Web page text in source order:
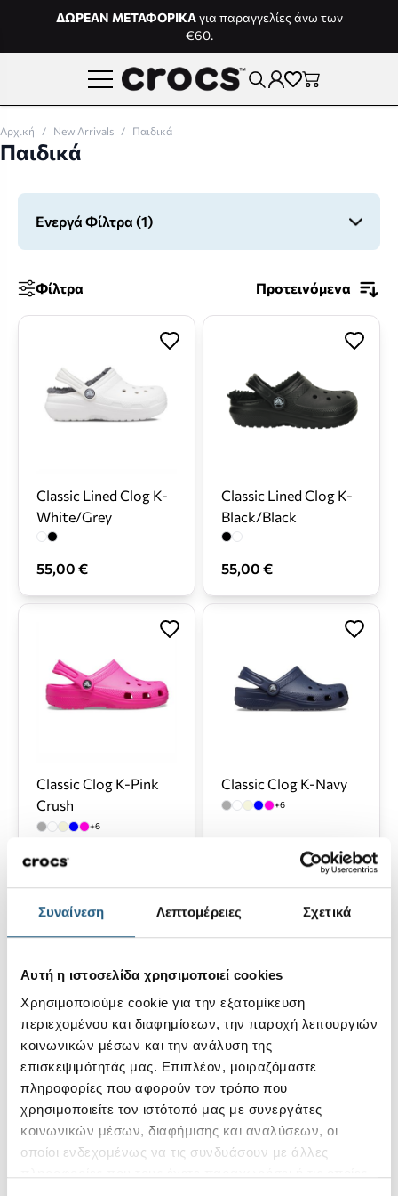
Συναίνεση Λεπτομέρειες Σχετικά
Αυτή η ιστοσελίδα χρησιμοποιεί cookies
Χρησιμοποιούμε cookie για την εξατομίκευση
περιεχομένου και διαφημίσεων, την παροχή λειτουργιών
κοινωνικών μέσων και την ανάλυση της
επισκεψιμότητάς μας. Επιπλέον, μοιραζόμαστε
πληροφορίες που αφορούν τον τρόπο που
χρησιμοποιείτε τον ιστότοπό μας με συνεργάτες
κοινωνικών μέσων, διαφήμισης και αναλύσεων, οι
οποίοι ενδεχομένως να τις συνδυάσουν με άλλες
Μετάβαση στο περιεχόμενο
ΔΩΡΕΑΝ ΜΕΤΑΦΟΡΙΚΑγια παραγγελίες άνω των
€60.
Αρχική / New Arrivals / Παιδικά
Παιδικά
Ενεργά Φίλτρα (1)
Φίλτρα Προτεινόμενα
Classic Lined Clog K-
White/Grey
55,00 €
Classic Lined Clog K-
Black/Black
55,00 €
Classic Clog K-Pink
Crush
+6
45,00 €
Classic Clog K-Navy
+6
Classic Clog K-White
+6
45,00 €